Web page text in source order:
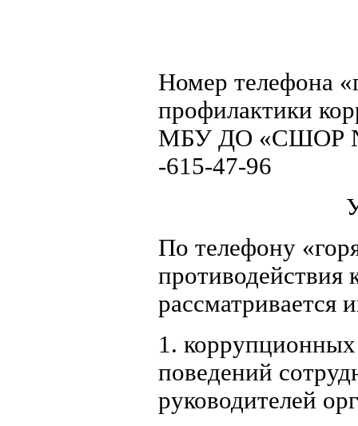
Номер телефона
профилактики
МБУ ДО «СШОР
-615-47-96
По телефону
противодействия
рассматривается
1.
поведений
руководителей